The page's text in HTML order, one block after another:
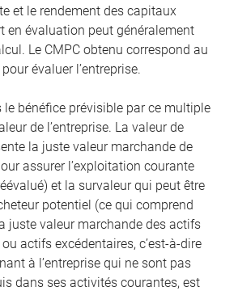
et le rendement des capitaux
en évaluation peut généralement
Le CMPC obtenu correspond au
évaluer l’entreprise.
bénéfice prévisible par ce multiple
de l’entreprise. La valeur de
la juste valeur marchande de
assurer l’exploitation courante
et la survaleur qui peut être
potentiel (ce qui comprend
juste valeur marchande des actifs
actifs excédentaires, c’est-à-dire
à l’entreprise qui ne sont pas
dans ses activités courantes, est